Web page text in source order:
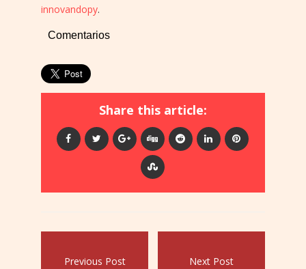
innovandopy.
Comentarios
Share this article:
Previous Post Next Post